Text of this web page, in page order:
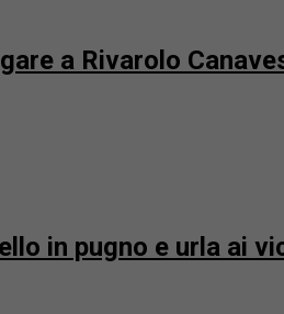
a Rivarolo
in pugno e urla ai